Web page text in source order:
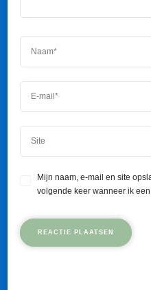
Mijn naam, e-mail en site
volgende keer wanneer ik een